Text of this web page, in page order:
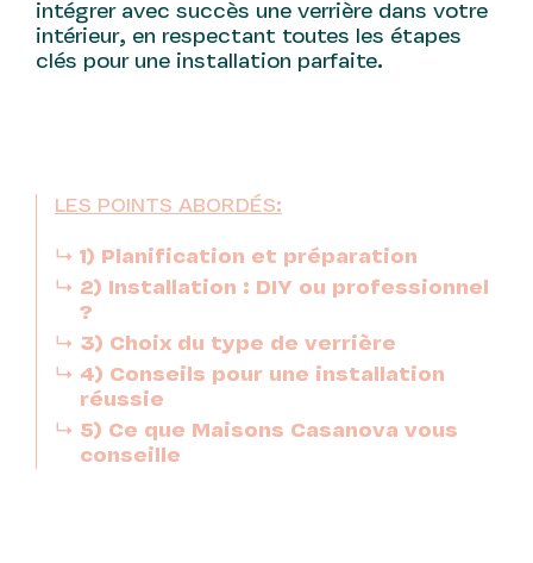
intégrer avec succès une verrière dans votre
intérieur, en respectant toutes les étapes
clés pour une installation parfaite.
LES POINTS ABORDÉS:
1) Planification et préparation
2) Installation : DIY ou professionnel
?
3) Choix du type de verrière
4) Conseils pour une installation
réussie
5) Ce que Maisons Casanova vous
conseille